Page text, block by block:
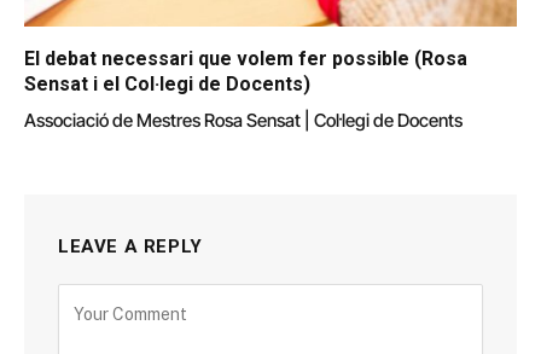
El debat necessari que volem fer possible (Rosa
Sensat i el Col·legi de Docents)
Associació de Mestres Rosa Sensat | Col·legi de Docents
LEAVE A REPLY